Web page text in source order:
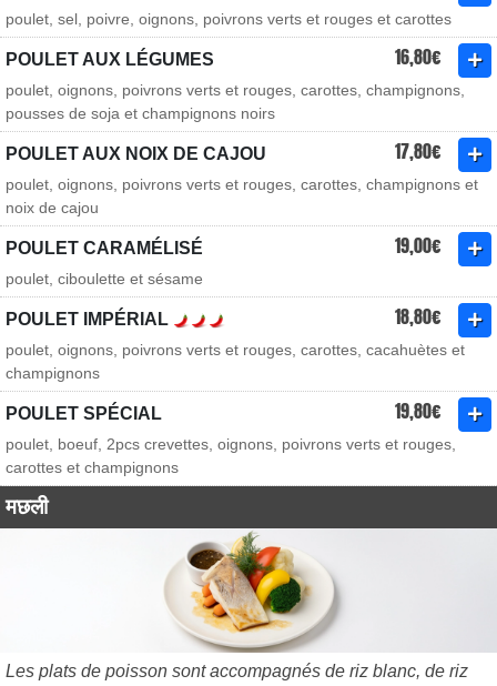
poulet, sel, poivre, oignons, poivrons verts et rouges et carottes
POULET AUX LÉGUMES 16,80€
poulet, oignons, poivrons verts et rouges, carottes, champignons,
pousses de soja et champignons noirs
POULET AUX NOIX DE CAJOU 17,80€
poulet, oignons, poivrons verts et rouges, carottes, champignons et
noix de cajou
POULET CARAMÉLISÉ 19,00€
poulet, ciboulette et sésame
POULET IMPÉRIAL 18,80€
poulet, oignons, poivrons verts et rouges, carottes, cacahuètes et
champignons
POULET SPÉCIAL 19,80€
poulet, boeuf, 2pcs crevettes, oignons, poivrons verts et rouges,
carottes et champignons
मछली
Les plats de poisson sont accompagnés de riz blanc, de riz